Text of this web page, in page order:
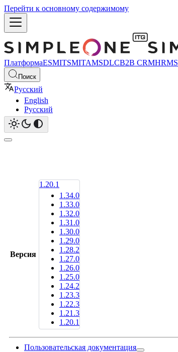
Перейти к основному содержимому
ПлатформаESMITSMITAMSDLCB2B CRMHRMS
Поиск
Русский
English
Русский
Версия
1.20.1
1.34.0
1.33.0
1.32.0
1.31.0
1.30.0
1.29.0
1.28.2
1.27.0
1.26.0
1.25.0
1.24.2
1.23.3
1.22.3
1.21.3
1.20.1
Пользовательская документация